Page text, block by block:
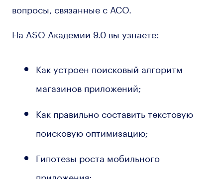
вопросы, связанные с ACO.
На ASO Академии 9.0 вы узнаете:
Как устроен поисковый алгоритм
магазинов приложений;
Как правильно составить текстовую
поисковую оптимизацию;
Гипотезы роста мобильного
приложения;